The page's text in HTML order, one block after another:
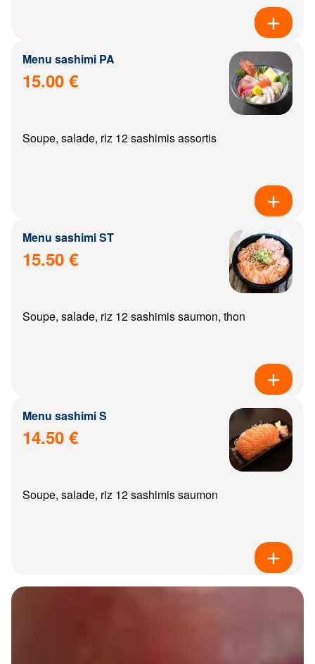
Menu sashimi PA
15.00 €
Soupe, salade, riz 12 sashimis assortis
Menu sashimi ST
15.50 €
Soupe, salade, riz 12 sashimis saumon, thon
Menu sashimi S
14.50 €
Soupe, salade, riz 12 sashimis saumon